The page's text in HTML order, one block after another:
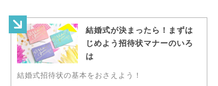
結婚式が決まったら！まずは
じめよう招待状マナーのいろ
は
結婚式招待状の基本をおさえよう！